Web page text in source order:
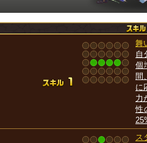
舞
自
個
間
に
力
性
ス